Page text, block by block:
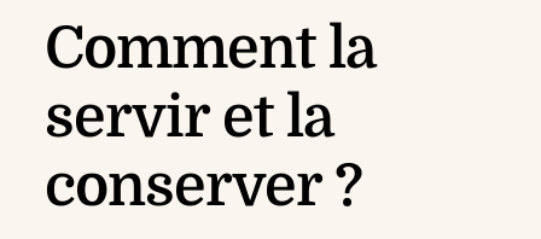
Comment la
servir et la
conserver ?